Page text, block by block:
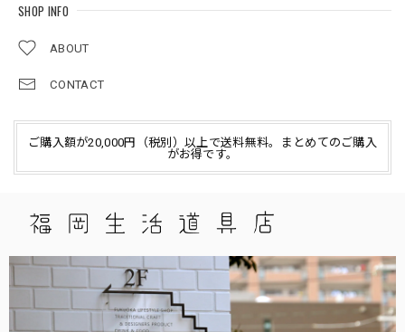
SHOP INFO
ABOUT
CONTACT
ご購入額が20,000円（税別）以上で送料無料。まとめてのご購入
がお得です。